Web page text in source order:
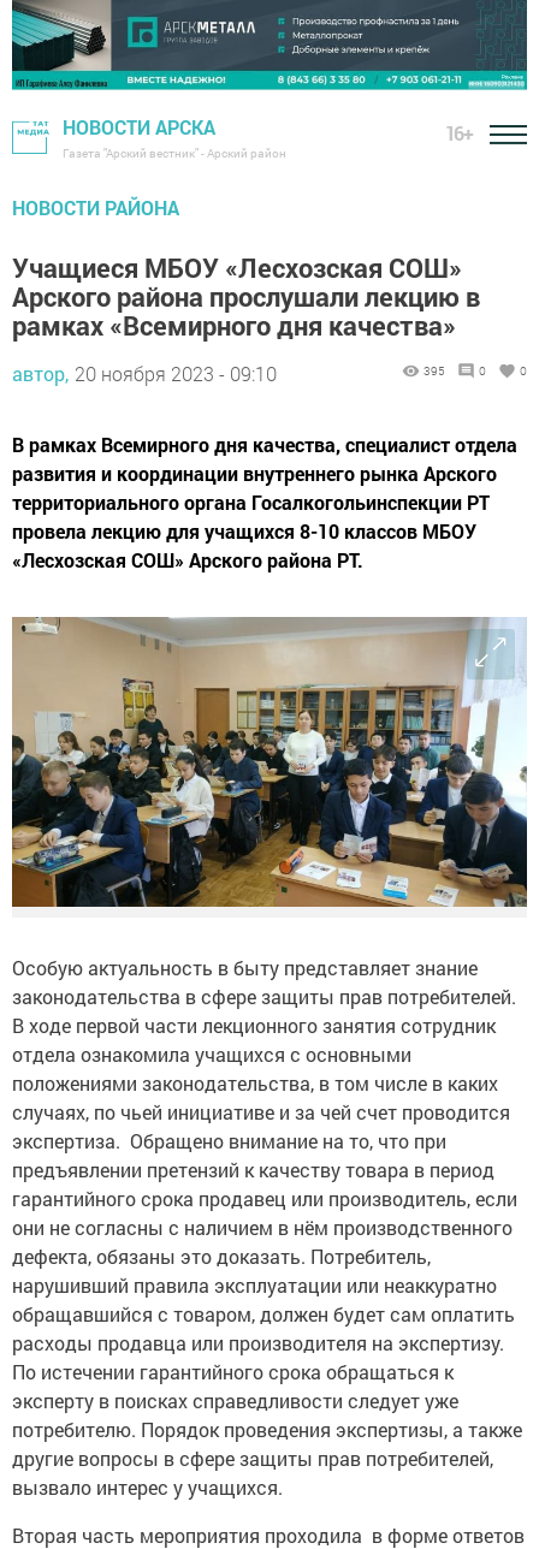
НОВОСТИ АРСКА
Газета "Арский вестник" - Арский район
16+
НОВОСТИ РАЙОНА
Учащиеся МБОУ «Лесхозская СОШ»
Арского района прослушали лекцию в
рамках «Всемирного дня качества»
автор, 20 ноября 2023 - 09:10 395 0 0
В рамках Всемирного дня качества, специалист отдела
развития и координации внутреннего рынка Арского
территориального органа Госалкогольинспекции РТ
провела лекцию для учащихся 8-10 классов МБОУ
«Лесхозская СОШ» Арского района РТ.
Особую актуальность в быту представляет знание
законодательства в сфере защиты прав потребителей.
В ходе первой части лекционного занятия сотрудник
отдела ознакомила учащихся с основными
положениями законодательства, в том числе в каких
случаях, по чьей инициативе и за чей счет проводится
экспертиза. Обращено внимание на то, что при
предъявлении претензий к качеству товара в период
гарантийного срока продавец или производитель, если
они не согласны с наличием в нём производственного
дефекта, обязаны это доказать. Потребитель,
нарушивший правила эксплуатации или неаккуратно
обращавшийся с товаром, должен будет сам оплатить
расходы продавца или производителя на экспертизу.
По истечении гарантийного срока обращаться к
эксперту в поисках справедливости следует уже
потребителю. Порядок проведения экспертизы, а также
другие вопросы в сфере защиты прав потребителей,
вызвало интерес у учащихся.
Вторая часть мероприятия проходила в форме ответов